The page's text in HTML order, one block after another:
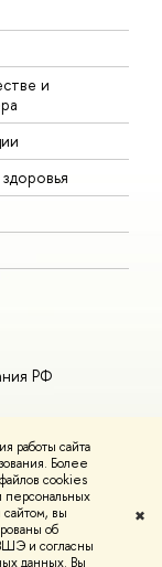
работы сайта
Более
cookies
персональных
сайтом, вы
об
и согласны
данных. Вы
✖
и
РФ